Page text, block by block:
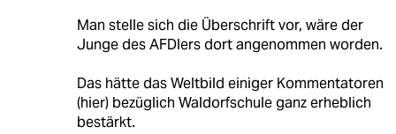
Man stelle sich die Überschrift vor, wäre der
Junge des AFDlers dort angenommen worden.
Das hätte das Weltbild einiger Kommentatoren
(hier) bezüglich Waldorfschule ganz erheblich
bestärkt.